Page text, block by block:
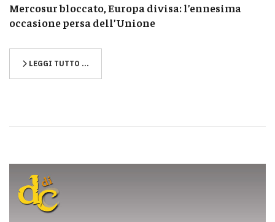
Mercosur bloccato, Europa divisa: l’ennesima
occasione persa dell’Unione
LEGGI TUTTO …